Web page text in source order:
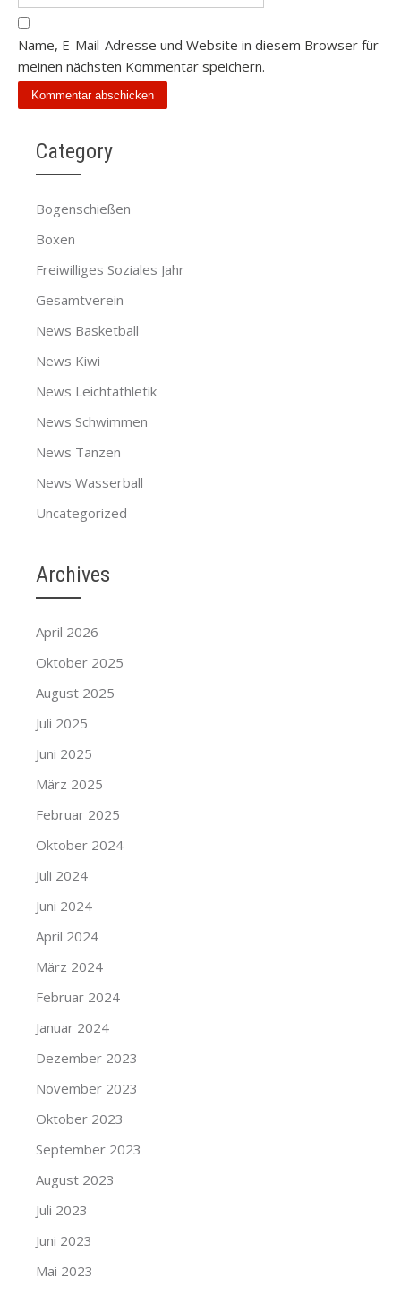
Name, E-Mail-Adresse und Website in diesem Browser für
meinen nächsten Kommentar speichern.
Category
Bogenschießen
Boxen
Freiwilliges Soziales Jahr
Gesamtverein
News Basketball
News Kiwi
News Leichtathletik
News Schwimmen
News Tanzen
News Wasserball
Uncategorized
Archives
April 2026
Oktober 2025
August 2025
Juli 2025
Juni 2025
März 2025
Februar 2025
Oktober 2024
Juli 2024
Juni 2024
April 2024
März 2024
Februar 2024
Januar 2024
Dezember 2023
November 2023
Oktober 2023
September 2023
August 2023
Juli 2023
Juni 2023
Mai 2023